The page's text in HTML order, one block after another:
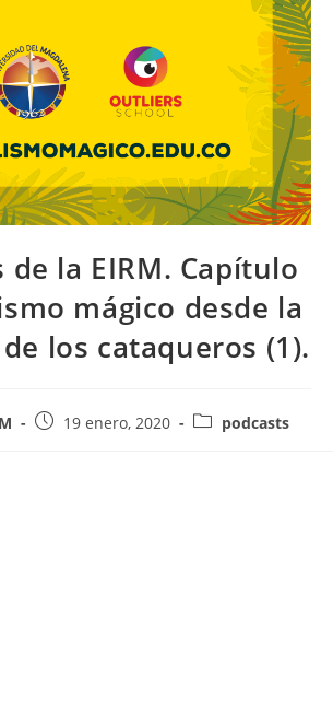
de la EIRM. Capítulo
mágico desde la
los cataqueros (1).
19 enero, 2020 podcasts